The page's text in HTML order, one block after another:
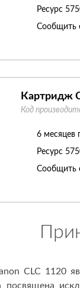
Ресурс
Сообщить
Картридж
Код
6 месяцев
Ресурс
Сообщить
CLC 1120
посвящена